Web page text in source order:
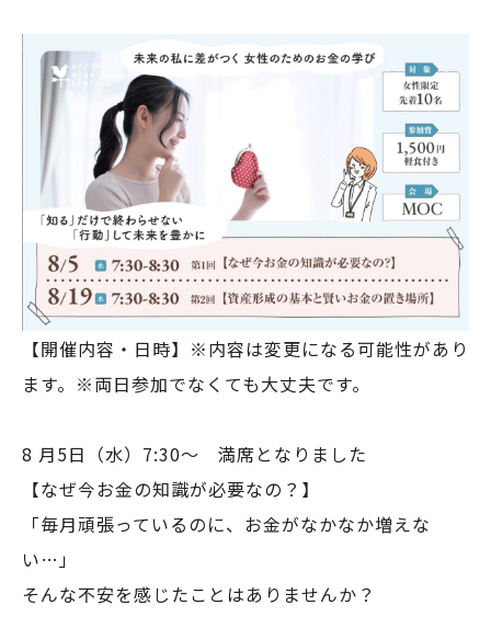
【開催内容・日時】※内容は変更になる可能性があり
ます。※両日参加でなくても大丈夫です。
8 月5日（水）7:30～ 満席となりました
【なぜ今お金の知識が必要なの？】
「毎月頑張っているのに、お金がなかなか増えな
い…」
そんな不安を感じたことはありませんか？